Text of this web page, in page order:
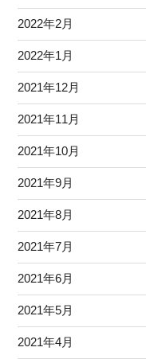
2022年2月
2022年1月
2021年12月
2021年11月
2021年10月
2021年9月
2021年8月
2021年7月
2021年6月
2021年5月
2021年4月